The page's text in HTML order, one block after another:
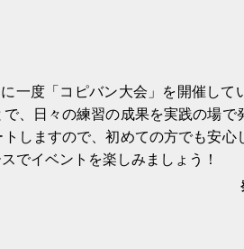
一度「コピバン大会」を開催して
、日々の練習の成果を実践の場で
しますので、初めての方でも安心
でイベントを楽しみましょう！